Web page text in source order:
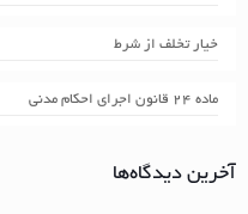
خیار تخلف از شرط
ماده ۲۴ قانون اجرای احکام مدنی
آخرین دیدگاه‌ها